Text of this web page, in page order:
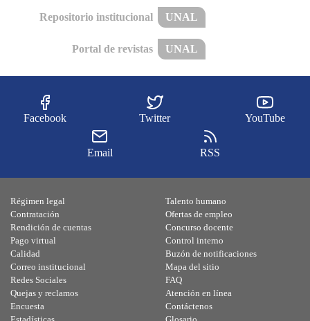
Repositorio institucional UNAL
Portal de revistas UNAL
Facebook Twitter YouTube
Email RSS
Régimen legal
Contratación
Rendición de cuentas
Pago virtual
Calidad
Talento humano
Ofertas de empleo
Concurso docente
Control interno
Buzón de notificaciones
Correo institucional
Redes Sociales
Quejas y reclamos
Encuesta
Mapa del sitio
FAQ
Atención en línea
Contáctenos